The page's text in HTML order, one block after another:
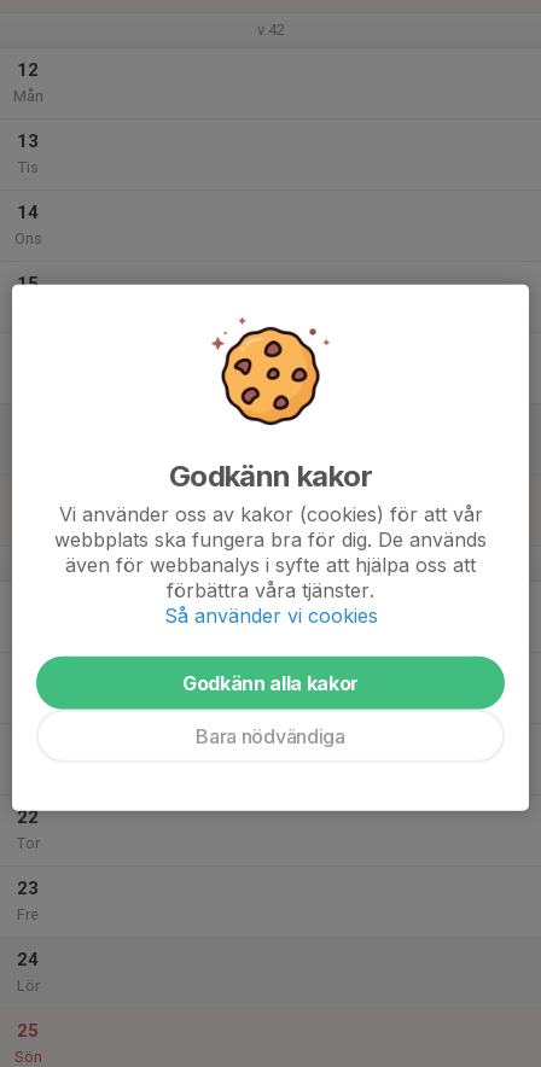
v.42
12
Mån
13
Tis
14
Ons
15
v.43
20
22
Tor
23
Fre
24
Lör
25
Sön
Godkänn kakor
Vi använder oss av kakor (cookies) för att vår
webbplats ska fungera bra för dig. De används
även för webbanalys i syfte att hjälpa oss att
förbättra våra tjänster.
Så använder vi cookies
Godkänn alla kakor
Bara nödvändiga